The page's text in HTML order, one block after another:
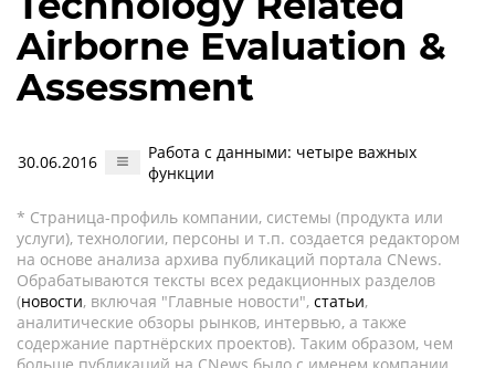
Airborne Evaluation &
Assessment
30.06.2016
Работа с данными: четыре важных
функции
* Страница-профиль компании, системы (продукта или
услуги), технологии, персоны и т.п. создается редактором
на основе анализа архива публикаций портала CNews.
Обрабатываются тексты всех редакционных разделов
(новости, включая "Главные новости", статьи,
аналитические обзоры рынков, интервью, а также
содержание партнёрских проектов). Таким образом, чем